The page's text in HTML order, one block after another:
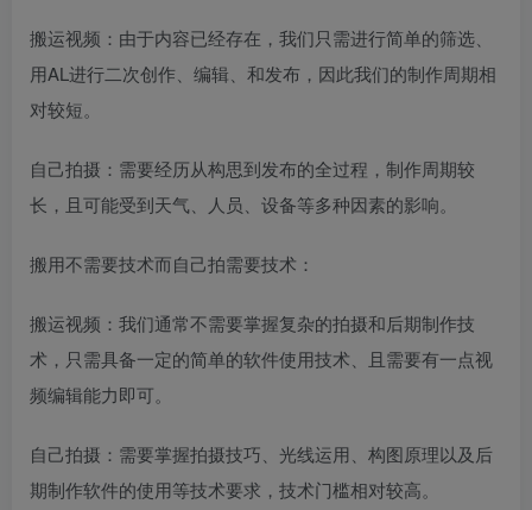
搬运视频：由于内容已经存在，我们只需进行简单的筛选、
用AL进行二次创作、编辑、和发布，因此我们的制作周期相
对较短。
自己拍摄：需要经历从构思到发布的全过程，制作周期较
长，且可能受到天气、人员、设备等多种因素的影响。
搬用不需要技术而自己拍需要技术：
搬运视频：我们通常不需要掌握复杂的拍摄和后期制作技
术，只需具备一定的简单的软件使用技术、且需要有一点视
频编辑能力即可。
自己拍摄：需要掌握拍摄技巧、光线运用、构图原理以及后
期制作软件的使用等技术要求，技术门槛相对较高。